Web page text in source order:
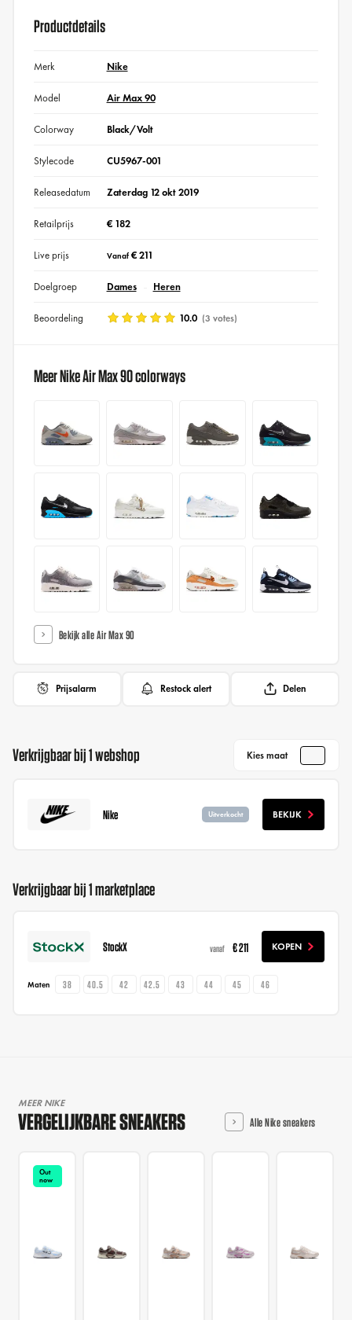
Productdetails
Merk Nike
Model Air Max 90
Colorway Black/Volt
Stylecode CU5967-001
Releasedatum Zaterdag 12 okt 2019
Retailprijs € 182
Live prijs Vanaf€ 211
Doelgroep Dames Heren
Beoordeling 10.0 (3 votes)
Meer Nike Air Max 90 colorways
Bekijk alle Air Max 90
Prijsalarm Restock alert Delen
Verkrijgbaar bij 1 webshop Kies maat
Nike Uitverkocht BEKIJK
Verkrijgbaar bij 1 marketplace
StockX vanaf € 211 KOPEN
Maten 38 40.5 42 42.5 43 44 45 46
MEER NIKE
VERGELIJKBARE SNEAKERS Alle Nike sneakers
Out
now